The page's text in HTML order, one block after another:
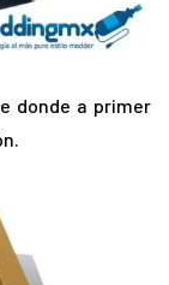
donde a primer